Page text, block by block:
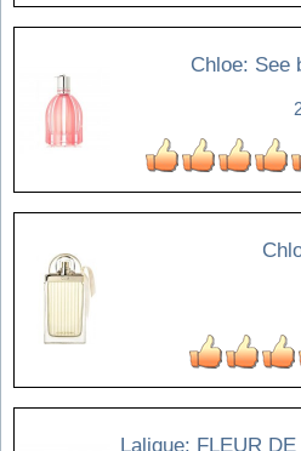
Chloe: See
Lalique: FLEUR